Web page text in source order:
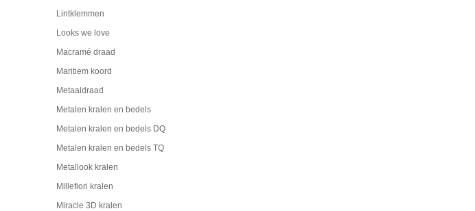
Lintklemmen
Looks we love
Macramé draad
Maritiem koord
Metaaldraad
Metalen kralen en bedels
Metalen kralen en bedels DQ
Metalen kralen en bedels TQ
Metallook kralen
Millefiori kralen
Miracle 3D kralen